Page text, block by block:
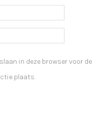
in deze browser voor de
plaats.